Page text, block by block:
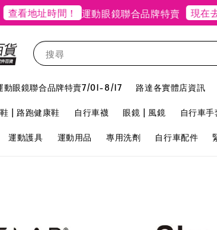
地址時間！ 運動眼鏡聯合品牌特賣 現在去購
搜尋
動眼鏡聯合品牌特賣7/01-8/17 路達各實體店資訊
| 路跑健康鞋 自行車襪 眼鏡 | 風鏡 自行車手
運動護具 運動用品 專用洗劑 自行車配件